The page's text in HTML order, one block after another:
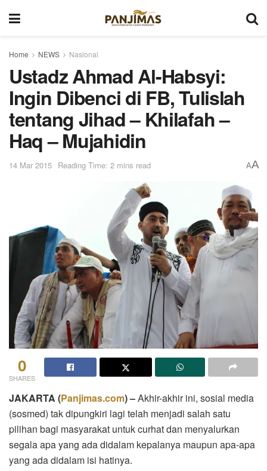
Home NEWS Nasional
Ustadz Ahmad Al-Habsyi:
Ingin Dibenci di FB, Tulislah
tentang Jihad – Khilafah –
Haq – Mujahidin
14 Mar 2015 Reading Time: 2 mins read AA
0
SHARES
JAKARTA (Panjimas.com) –Akhir-akhir ini, sosial media
(sosmed) tak dipungkiri lagi telah menjadi salah satu
pilihan bagi masyarakat untuk curhat dan menyalurkan
segala apa yang ada didalam kepalanya maupun apa-apa
yang ada didalam isi hatinya.